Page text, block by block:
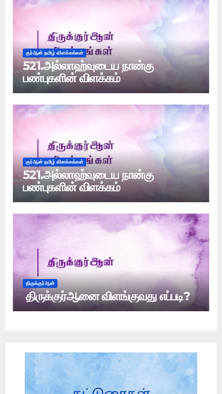
குர்ஆன் தமிழ் விளக்கங்கள்
521.அல்லாஹ்வுடைய நான்கு
பண்புகளின் விளக்கம்
குர்ஆன் தமிழ் விளக்கங்கள்
521.அல்லாஹ்வுடைய நான்கு
பண்புகளின் விளக்கம்
திருக்குர்ஆன்
திருக்குர்ஆனை விளங்குவது எப்படி?